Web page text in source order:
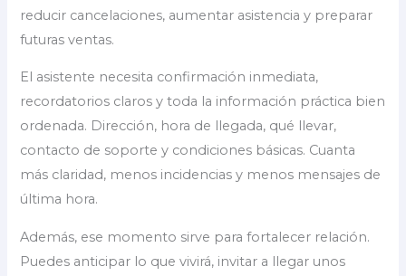
reducir cancelaciones, aumentar asistencia y preparar
futuras ventas.
El asistente necesita confirmación inmediata,
recordatorios claros y toda la información práctica bien
ordenada. Dirección, hora de llegada, qué llevar,
contacto de soporte y condiciones básicas. Cuanta
más claridad, menos incidencias y menos mensajes de
última hora.
Además, ese momento sirve para fortalecer relación.
Puedes anticipar lo que vivirá, invitar a llegar unos